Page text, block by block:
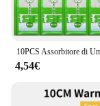
4,54€